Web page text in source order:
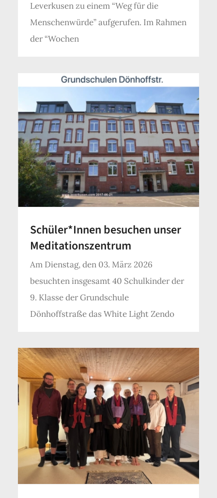
Leverkusen zu einem “Weg für die
Menschenwürde” aufgerufen. Im Rahmen
der “Wochen
Schüler*Innen besuchen unser
Meditationszentrum
Am Dienstag, den 03. März 2026
besuchten insgesamt 40 Schulkinder der
9. Klasse der Grundschule
Dönhoffstraße das White Light Zendo